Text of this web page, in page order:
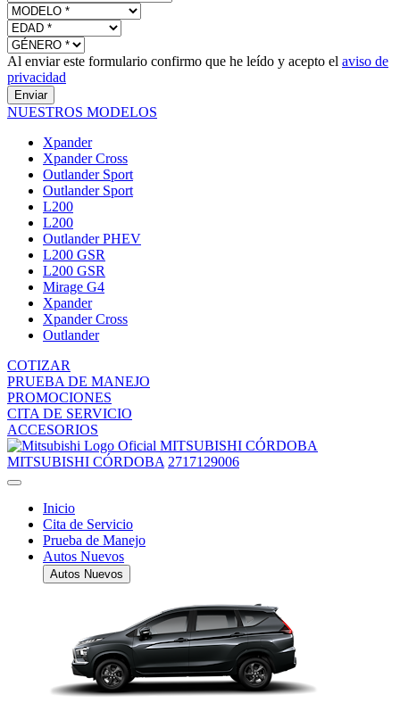
Al enviar este formulario confirmo que he leído y acepto el aviso de
privacidad
Enviar
NUESTROS MODELOS
Xpander
Xpander Cross
Outlander Sport
Outlander Sport
L200
L200
Outlander PHEV
L200 GSR
L200 GSR
Mirage G4
Xpander
Xpander Cross
Outlander
COTIZAR
PRUEBA DE MANEJO
PROMOCIONES
CITA DE SERVICIO
ACCESORIOS
MITSUBISHI CÓRDOBA
MITSUBISHI CÓRDOBA 2717129006
Inicio
Cita de Servicio
Prueba de Manejo
Autos Nuevos
Autos Nuevos